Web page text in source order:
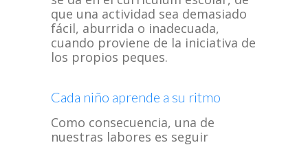
que una actividad sea demasiado
fácil, aburrida o inadecuada,
cuando proviene de la iniciativa de
los propios peques.
Cada niño aprende a su ritmo
Como consecuencia, una de
nuestras labores es seguir